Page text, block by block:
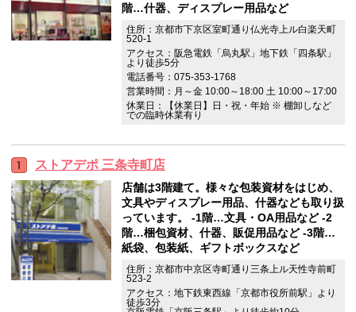
階…什器、ディスプレー用品など
住所：京都市下京区室町通り仏光寺上ル白楽天町
520-1
アクセス：阪急電鉄「烏丸駅」地下鉄「四条駅」
より徒歩5分
電話番号：075-353-1768
営業時間：月～金 10:00～18:00 土 10:00～17:00
休業日：【休業日】日・祝・年始 ※ 棚卸しなど
での臨時休業有り
ストアデポ 三条寺町店
店舗は3階建て。様々な包装資材をはじめ、
文具やディスプレー用品、什器なども取り扱
っています。 ‐1階…文具・OA用品など ‐2
階…梱包資材、什器、販促用品など ‐3階…
紙袋、包装紙、ギフトボックスなど
住所：京都市中京区寺町通り三条上ル天性寺前町
523-2
アクセス：地下鉄東西線「京都市役所前駅」より
徒歩3分